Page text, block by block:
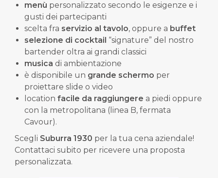
menù personalizzato secondo le esigenze e i
gusti dei partecipanti
scelta fra servizio al tavolo, oppure a buffet
selezione di cocktail “signature” del nostro
bartender oltra ai grandi classici
musica di ambientazione
è disponibile un grande schermo per
proiettare slide o video
location facile da raggiungere a piedi oppure
con la metropolitana (linea B, fermata
Cavour).
Scegli Suburra 1930 per la tua cena aziendale!
Contattaci subito per ricevere una proposta
personalizzata.